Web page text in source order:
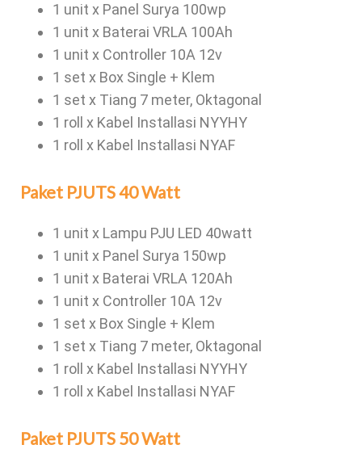
1 unit x Panel Surya 100wp
1 unit x Baterai VRLA 100Ah
1 unit x Controller 10A 12v
1 set x Box Single + Klem
1 set x Tiang 7 meter, Oktagonal
1 roll x Kabel Installasi NYYHY
1 roll x Kabel Installasi NYAF
Paket PJUTS 40 Watt
1 unit x Lampu PJU LED 40watt
1 unit x Panel Surya 150wp
1 unit x Baterai VRLA 120Ah
1 unit x Controller 10A 12v
1 set x Box Single + Klem
1 set x Tiang 7 meter, Oktagonal
1 roll x Kabel Installasi NYYHY
1 roll x Kabel Installasi NYAF
Paket PJUTS 50 Watt